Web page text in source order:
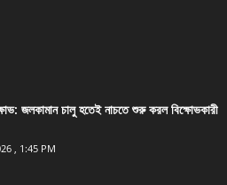
জলকামান চালু হতেই নাচতে শুরু করল বিক্ষোভকারী
, 1:45 PM